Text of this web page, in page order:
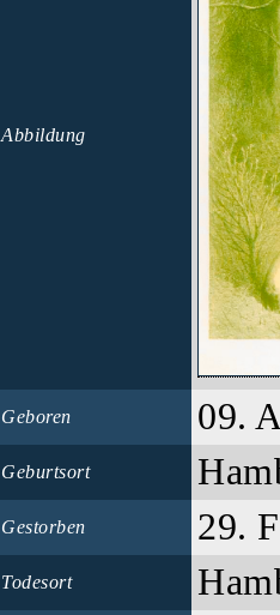
Abbildung
Geboren 09.
Geburtsort
Gestorben 29.
Todesort